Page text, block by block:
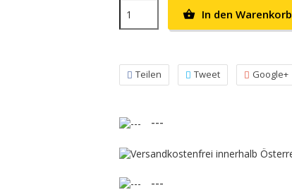
 In den Warenkorb
Teilen Tweet Google+
---
---